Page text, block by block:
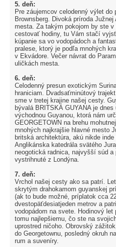
5. deň:
Pre záujemcov celodenný výlet do
Brownsberg. Divoká príroda
mesta. Za takým pokojom by ste
cestovať hodiny, tu Vám stačí
kúpanie sa vo vodopádoch a
pralese, ktorý je podľa mnohých
v Ekvádore. Večer návrat do
uličkách mesta.
6. deň:
Celodenný presun exotickým
hraniciam. Dvadsaťminútový
sme v tretej krajine našej cesty.
bývalá BRITSKÁ GUYANA je
východnou Guyanou, ktorá nám
GEORGETOWN na brehu
mnohých najkrajšie hlavné mesto
britská architektúra, akú nikde
Anglikánska katedrála svätého
neogotická radnica, najvyšší súd
vystrihnuté z Londýna.
7. deň:
Vrchol našej cesty ako sa patrí.
skrytým drahokamom guyanskej
(ak to bude možné, príplatok cca
dvestopäťdesiatjeden metrov a
vodopádom na svete. Hodinový
tomu najlepšiemu, čo ste na
uprostred ničoho. Obrovský
do Georgetownu, posledný okruh
rum a suveníry.